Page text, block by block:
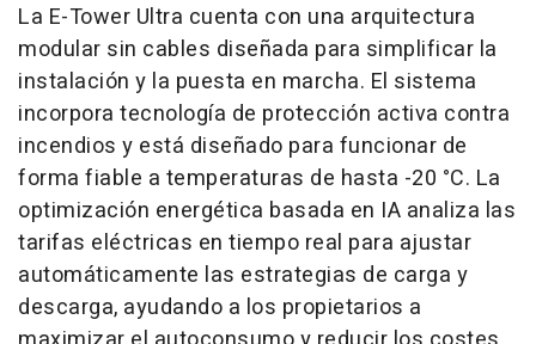
La E-Tower Ultra cuenta con una arquitectura
modular sin cables diseñada para simplificar la
instalación y la puesta en marcha. El sistema
incorpora tecnología de protección activa contra
incendios y está diseñado para funcionar de
forma fiable a temperaturas de hasta -20 °C. La
optimización energética basada en IA analiza las
tarifas eléctricas en tiempo real para ajustar
automáticamente las estrategias de carga y
descarga, ayudando a los propietarios a